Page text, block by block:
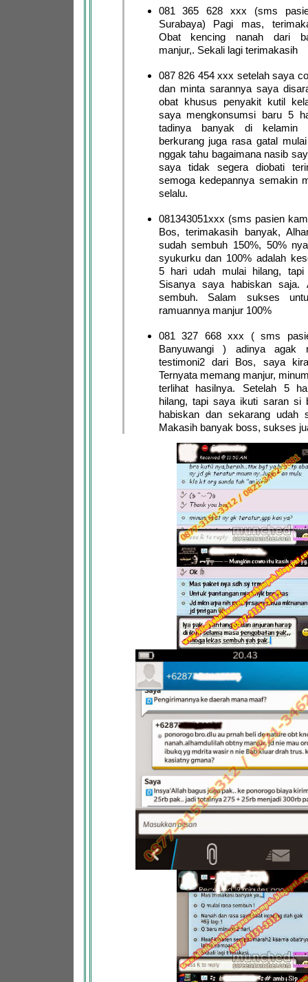
081 365 628 xxx (sms
Surabaya) Pagi mas,
Obat kencing nanah dari
manjur,. Sekali lagi terimakasih
087 826 454 xxx setelah saya
dan minta sarannya saya
obat khusus penyakit kutil
saya mengkonsumsi baru 5
tadinya banyak di kelamin
berkurang juga rasa gatal
nggak tahu bagaimana nasib
saya tidak segera diobati
semoga kedepannya semakin
selalu.
081343051xxx (sms pasien
Bos, terimakasih banyak,
sudah sembuh 150%, 50%
syukurku dan 100% adalah
5 hari udah mulai hilang, tapi
Sisanya saya habiskan saja.
sembuh. Salam sukses
ramuannya manjur 100%
081 327 668 xxx ( sms
Banyuwangi ) adinya agak
testimoni2 dari Bos, saya
Ternyata memang manjur,
terlihat hasilnya. Setelah 5
hilang, tapi saya ikuti saran si
habiskan dan sekarang udah
Makasih banyak boss, sukses